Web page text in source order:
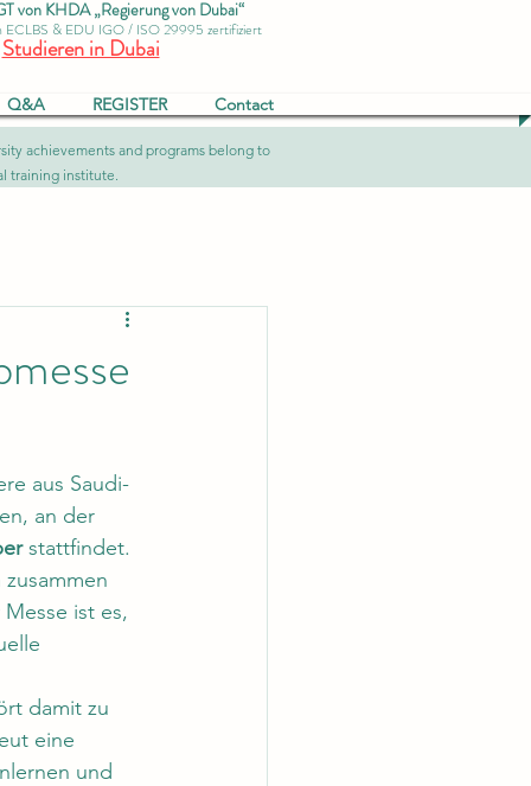
von KHDA „Regierung von Dubai“
ECLBS & EDU IGO / ISO 29995 zertifiziert
Studieren in Dubai
Q&A REGISTER Contact
achievements and programs belong to
training institute.
aus Saudi-
an der
stattfindet.
ist es,
damit zu
eine
und